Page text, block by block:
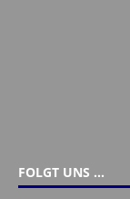
FOLGT UNS …